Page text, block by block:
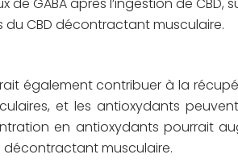
CBD décontractant musculaire.
également contribuer à la
et les antioxydants
en antioxydants pourrait
décontractant musculaire.